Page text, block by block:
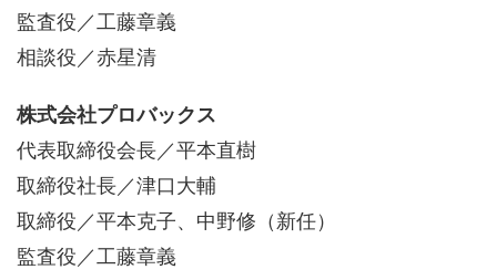
監査役／工藤章義
相談役／赤星清
株式会社プロバックス
代表取締役会長／平本直樹
取締役社長／津口大輔
取締役／平本克子、中野修（新任）
監査役／工藤章義